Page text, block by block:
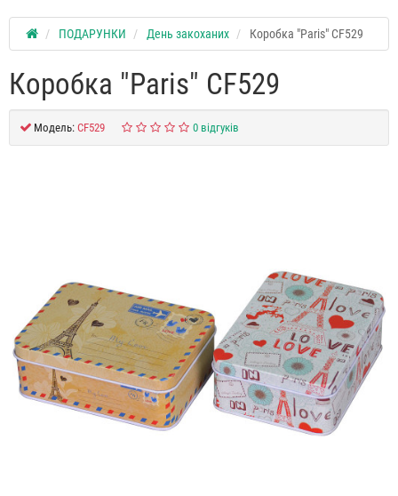
ПОДАРУНКИ День закоханих Коробка "Paris" CF529
Коробка "Paris" CF529
Модель: CF529 0 відгуків